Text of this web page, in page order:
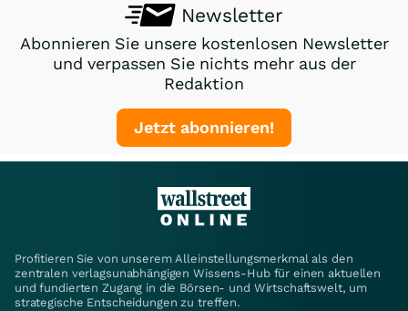
Newsletter
Abonnieren Sie unsere kostenlosen Newsletter
und verpassen Sie nichts mehr aus der
Redaktion
Jetzt abonnieren!
Profitieren Sie von unserem Alleinstellungsmerkmal als den
zentralen verlagsunabhängigen Wissens-Hub für einen aktuellen
und fundierten Zugang in die Börsen- und Wirtschaftswelt, um
strategische Entscheidungen zu treffen.